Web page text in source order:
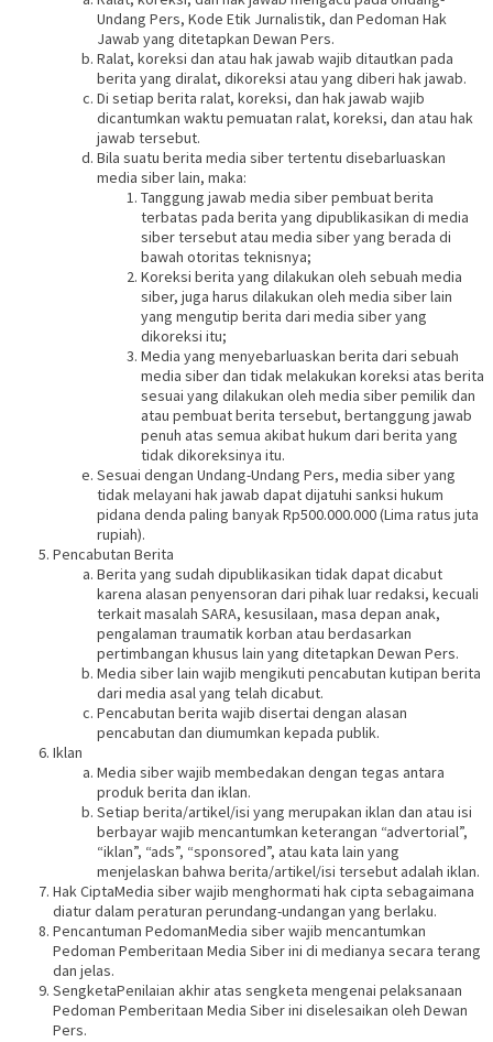
Undang Pers, Kode Etik Jurnalistik, dan Pedoman Hak
Jawab yang ditetapkan Dewan Pers.
Ralat, koreksi dan atau hak jawab wajib ditautkan pada
berita yang diralat, dikoreksi atau yang diberi hak jawab.
Di setiap berita ralat, koreksi, dan hak jawab wajib
dicantumkan waktu pemuatan ralat, koreksi, dan atau hak
jawab tersebut.
Bila suatu berita media siber tertentu disebarluaskan
media siber lain, maka:
Tanggung jawab media siber pembuat berita
terbatas pada berita yang dipublikasikan di media
siber tersebut atau media siber yang berada di
bawah otoritas teknisnya;
Koreksi berita yang dilakukan oleh sebuah media
siber, juga harus dilakukan oleh media siber lain
yang mengutip berita dari media siber yang
dikoreksi itu;
Media yang menyebarluaskan berita dari sebuah
media siber dan tidak melakukan koreksi atas berita
sesuai yang dilakukan oleh media siber pemilik dan
atau pembuat berita tersebut, bertanggung jawab
penuh atas semua akibat hukum dari berita yang
tidak dikoreksinya itu.
Sesuai dengan Undang-Undang Pers, media siber yang
tidak melayani hak jawab dapat dijatuhi sanksi hukum
pidana denda paling banyak Rp500.000.000 (Lima ratus juta
rupiah).
Pencabutan Berita
Berita yang sudah dipublikasikan tidak dapat dicabut
karena alasan penyensoran dari pihak luar redaksi, kecuali
terkait masalah SARA, kesusilaan, masa depan anak,
pengalaman traumatik korban atau berdasarkan
pertimbangan khusus lain yang ditetapkan Dewan Pers.
Media siber lain wajib mengikuti pencabutan kutipan berita
dari media asal yang telah dicabut.
Pencabutan berita wajib disertai dengan alasan
pencabutan dan diumumkan kepada publik.
Iklan
Media siber wajib membedakan dengan tegas antara
produk berita dan iklan.
Setiap berita/artikel/isi yang merupakan iklan dan atau isi
berbayar wajib mencantumkan keterangan “advertorial”,
“iklan”, “ads”, “sponsored”, atau kata lain yang
menjelaskan bahwa berita/artikel/isi tersebut adalah iklan.
Hak CiptaMedia siber wajib menghormati hak cipta sebagaimana
diatur dalam peraturan perundang-undangan yang berlaku.
Pencantuman PedomanMedia siber wajib mencantumkan
Pedoman Pemberitaan Media Siber ini di medianya secara terang
dan jelas.
SengketaPenilaian akhir atas sengketa mengenai pelaksanaan
Pedoman Pemberitaan Media Siber ini diselesaikan oleh Dewan
Pers.